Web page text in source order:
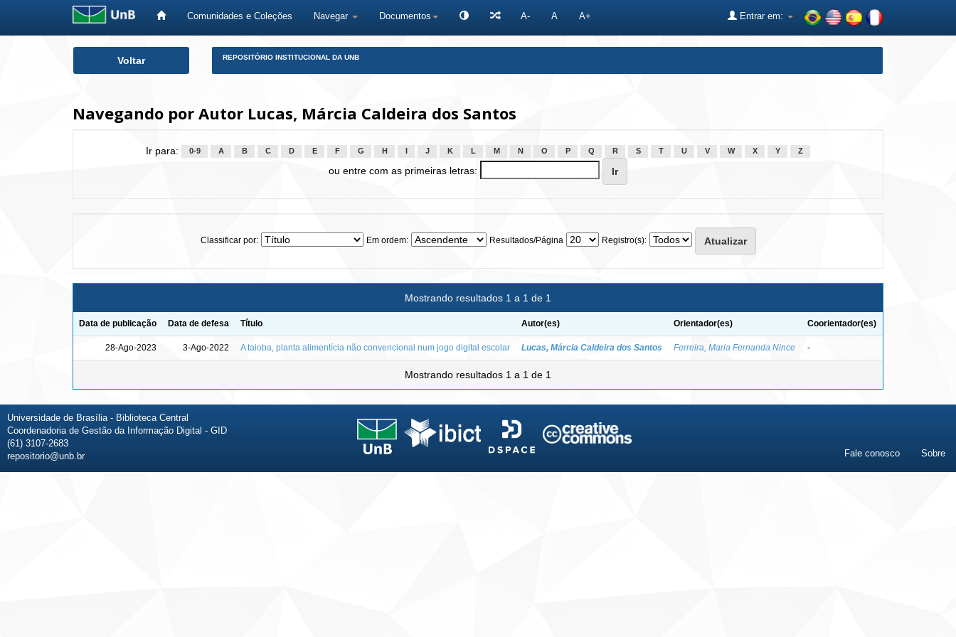
Comunidades e Coleções Navegar Documentos A- A A+ Entrar em:
Voltar REPOSITÓRIO INSTITUCIONAL DA UNB
Navegando por Autor Lucas, Márcia Caldeira dos Santos
Ir para: 0-9 A B C D E F G H J K L M N O P Q R S T U V W X Y Z
ou entre com as primeiras letras:
Classificar por: Em ordem: Resultados/Página Registro(s):
Mostrando resultados 1 a 1 de 1
Data de publicação Data de defesa Título Autor(es) Orientador(es) Coorientador(es)
28-Ago-2023 3-Ago-2022 A taioba, planta alimentícia não convencional num jogo digital escolar Lucas, Márcia Caldeira dos Santos Ferreira, Maria Fernanda Nince -
Mostrando resultados 1 a 1 de 1
Universidade de Brasília - Biblioteca Central
Coordenadoria de Gestão da Informação Digital - GID
(61) 3107-2683
repositorio@unb.br
Fale conosco Sobre